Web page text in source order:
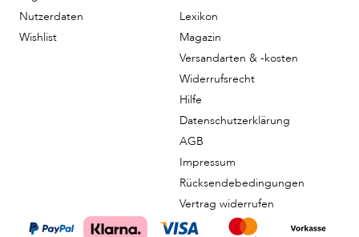
Nutzerdaten
Wishlist
Lexikon
Magazin
Versandarten & -kosten
Widerrufsrecht
Hilfe
Datenschutzerklärung
AGB
Impressum
Rücksendebedingungen
Vertrag widerrufen